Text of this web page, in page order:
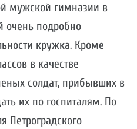
мужской гимназии в
очень подробно
кружка. Кроме
в качестве
солдат, прибывших в
их по госпиталям. По
Петроградского